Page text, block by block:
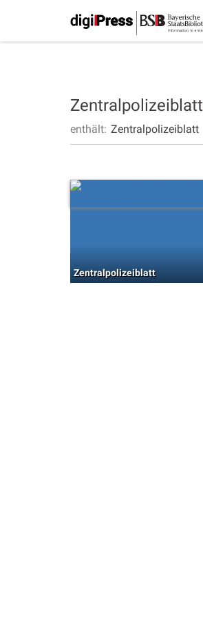
Zentralpolizeiblatt
enthält: Zentralpolizeiblatt
Zentralpolizeiblatt